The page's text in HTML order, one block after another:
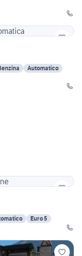
Automatico
Euro 5